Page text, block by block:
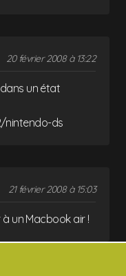
20 février 2008 à 13:22
un état
nintendo-ds
21 février 2008 à 15:03
un Macbook air !